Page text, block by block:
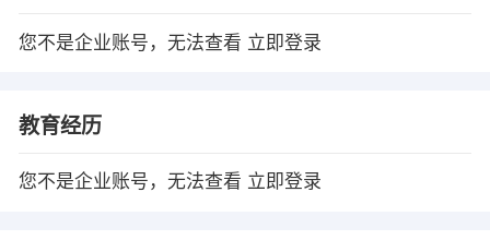
您不是企业账号，无法查看 立即登录
教育经历
您不是企业账号，无法查看 立即登录